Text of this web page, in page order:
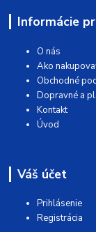
Informácie
O nás
Ako
Obchodné
Dopravné a
Kontakt
Úvod
Váš účet
Prihlásenie
Registrácia